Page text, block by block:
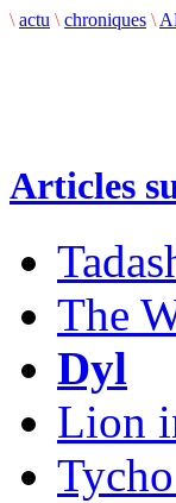
\ actu \ chroniques \
Articles
The
Dyl
Lion